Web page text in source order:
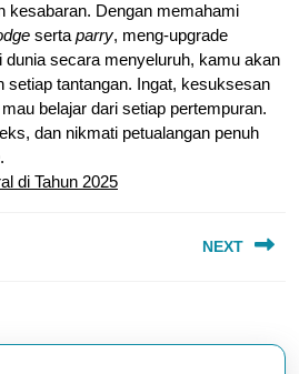
kesabaran. Dengan memahami
serta parry, meng-upgrade
dunia secara menyeluruh, kamu akan
setiap tantangan. Ingat, kesuksesan
belajar dari setiap pertempuran.
dan nikmati petualangan penuh
.
di Tahun 2025
NEXT